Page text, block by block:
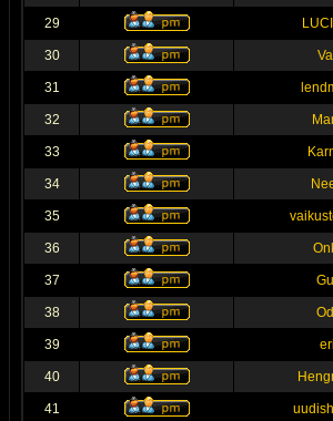
29
30
31
32
33
34
35
36
37
38
39
40
41